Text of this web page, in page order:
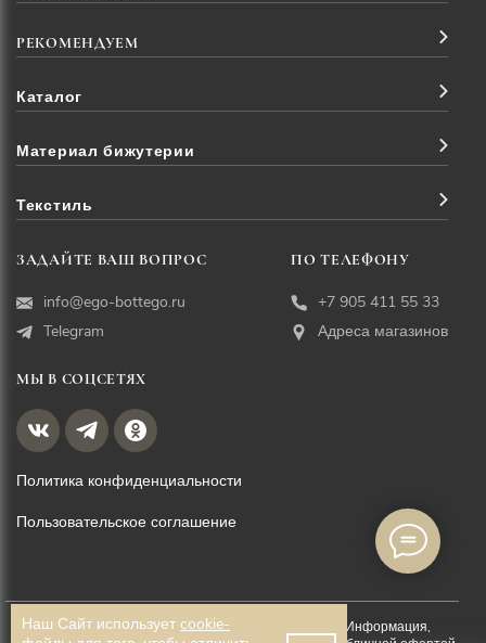
РЕКОМЕНДУЕМ
Каталог
Материал бижутерии
Текстиль
ЗАДАЙТЕ ВАШ ВОПРОС
info@ego-bottego.ru
Telegram
ПО ТЕЛЕФОНУ
+7 905 411 55 33
Адреса магазинов
МЫ В СОЦСЕТЯХ
Политика конфиденциальности
Пользовательское соглашение
© EGO BOTTEGO, 2026. Все права защищены. Информация,
Наш Сайт использует cookie-